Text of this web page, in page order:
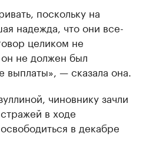
поскольку на
надежда, что они все-
целиком не
не должен был
выплаты», — сказала она.
чиновнику зачли
в ходе
в декабре